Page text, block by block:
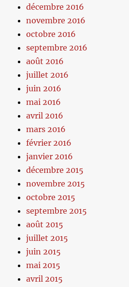
décembre 2016
novembre 2016
octobre 2016
septembre 2016
août 2016
juillet 2016
juin 2016
mai 2016
avril 2016
mars 2016
février 2016
janvier 2016
décembre 2015
novembre 2015
octobre 2015
septembre 2015
août 2015
juillet 2015
juin 2015
mai 2015
avril 2015